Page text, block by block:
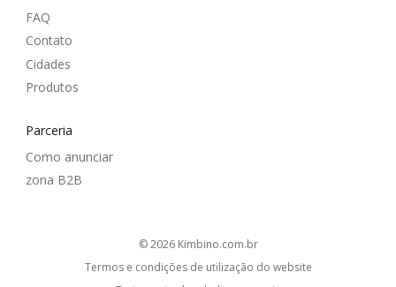
FAQ
Contato
Cidades
Produtos
Parceria
Como anunciar
zona B2B
© 2026 kimbino.com.br
Termos e condições de utilização do website